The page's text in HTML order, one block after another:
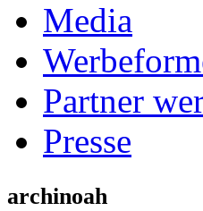
Media
Partner
Presse
archinoah